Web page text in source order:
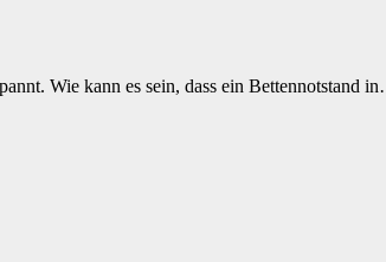
Wie kann es sein, dass ein Bettennotstand